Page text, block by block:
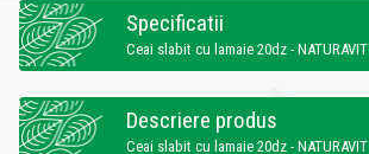
Specificatii
Ceai slabit cu lamaie 20dz - NATURAVIT
Descriere produs
Ceai slabit cu lamaie 20dz - NATURAVIT